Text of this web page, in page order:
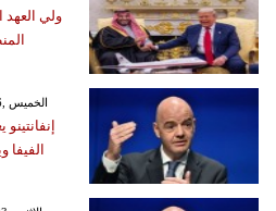
ولي
GMT 04:09 2026 الخميس ,06 آب / أغسطس